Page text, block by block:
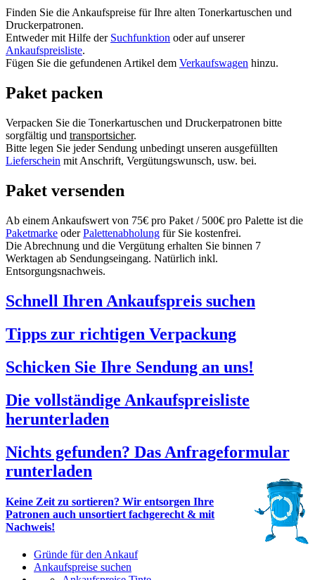
Finden Sie die Ankaufspreise für Ihre alten Tonerkartuschen und
Druckerpatronen.
Entweder mit Hilfe der Suchfunktion oder auf unserer
Ankaufspreisliste.
Fügen Sie die gefundenen Artikel dem Verkaufswagen hinzu.
Paket packen
Verpacken Sie die Tonerkartuschen und Druckerpatronen bitte
sorgfältig und transportsicher.
Bitte legen Sie jeder Sendung unbedingt unseren ausgefüllten
Lieferschein mit Anschrift, Vergütungswunsch, usw. bei.
Paket versenden
Ab einem Ankaufswert von 75€ pro Paket / 500€ pro Palette ist die
Paketmarke oderPalettenabholung für Sie kostenfrei.
Die Abrechnung und die Vergütung erhalten Sie binnen 7
Werktagen ab Sendungseingang. Natürlich inkl.
Entsorgungsnachweis.
Schnell Ihren Ankaufspreis suchen
Tipps zur richtigen Verpackung
Schicken Sie Ihre Sendung an uns!
Die vollständige Ankaufspreisliste
herunterladen
Nichts gefunden? Das Anfrageformular
runterladen
Keine Zeit zu sortieren? Wir entsorgen Ihre
Patronen auch unsortiert fachgerecht & mit
Nachweis!
Gründe für den Ankauf
Ankaufspreise suchen